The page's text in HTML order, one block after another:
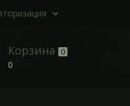
Корзина 0
0